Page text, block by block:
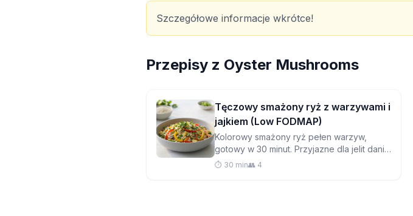
Szczegółowe informacje wkrótce!
Przepisy z Oyster Mushrooms
Tęczowy smażony ryż z warzywami i
jajkiem (Low FODMAP)
Kolorowy smażony ryż pełen warzyw,
gotowy w 30 minut. Przyjazne dla jelit danie
na wynos, które jest świeższe, zdrowsze i
⏱️ 30 min👥 4